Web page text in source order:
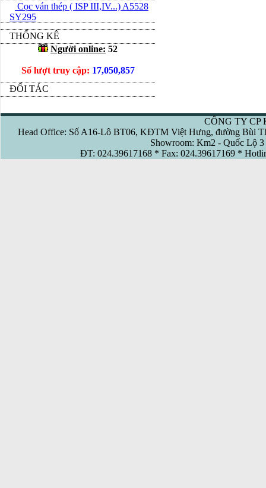
Cọc ván thép ( ISP III,IV...) A5528
SY295
THỐNG KÊ
Người online: 52
Số lượt truy cập: 17,050,857
ĐỐI TÁC
CÔNG TY CP
Head Office: Số A16-Lô BT06, KĐTM Việt Hưng, đường Bùi
Showroom: Km2 - Quốc Lộ
ĐT: 024.39617168 * Fax: 024.39617169 *